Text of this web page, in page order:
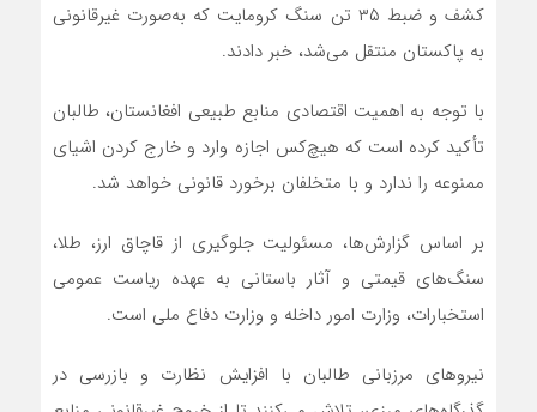
کشف و ضبط ۳۵ تن سنگ کرومایت که به‌صورت غیرقانونی
به پاکستان منتقل می‌شد، خبر دادند.
با توجه به اهمیت اقتصادی منابع طبیعی افغانستان، طالبان
تأکید کرده است که هیچ‌کس اجازه وارد و خارج کردن اشیای
ممنوعه را ندارد و با متخلفان برخورد قانونی خواهد شد.
بر اساس گزارش‌ها، مسئولیت جلوگیری از قاچاق ارز، طلا،
سنگ‌های قیمتی و آثار باستانی به عهده ریاست عمومی
استخبارات، وزارت امور داخله و وزارت دفاع ملی است.
نیروهای مرزبانی طالبان با افزایش نظارت و بازرسی در